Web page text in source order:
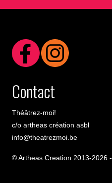
Contact
Théâtrez-moi!
c/o artheas création asbl
info@theatrezmoi.be
© Artheas Creation 2013-2026 -